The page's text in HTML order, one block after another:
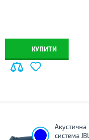
КУПИТИ
Акустична
система JBL